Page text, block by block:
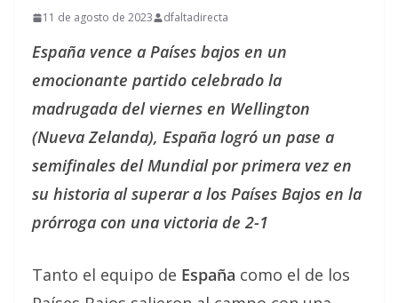
11 de agosto de 2023 dfaltadirecta
España vence a Países bajos en un
emocionante partido celebrado la
madrugada del viernes en Wellington
(Nueva Zelanda), España logró un pase a
semifinales del Mundial por primera vez en
su historia al superar a los Países Bajos en la
prórroga con una victoria de 2-1
Tanto el equipo de España como el de los